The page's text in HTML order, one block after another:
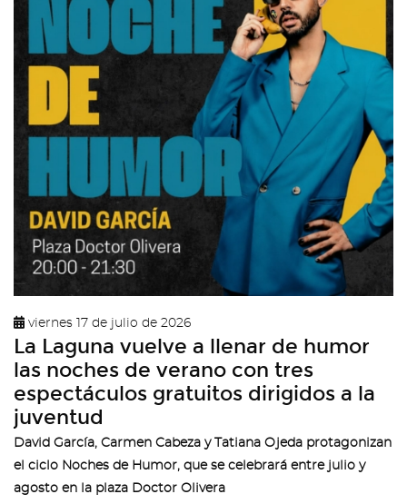
viernes 17 de julio de 2026
La Laguna vuelve a llenar de humor
las noches de verano con tres
espectáculos gratuitos dirigidos a la
juventud
David García, Carmen Cabeza y Tatiana Ojeda protagonizan
el ciclo Noches de Humor, que se celebrará entre julio y
agosto en la plaza Doctor Olivera